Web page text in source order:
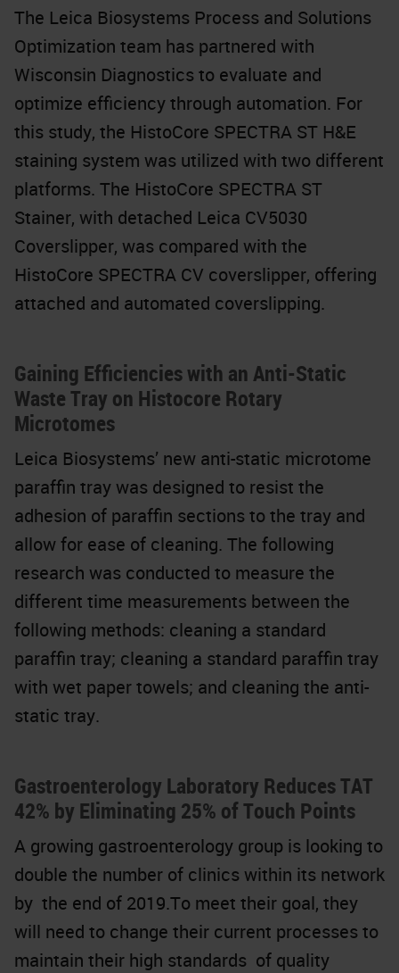
The Leica Biosystems Process and Solutions
Optimization team has partnered with
Wisconsin Diagnostics to evaluate and
optimize efficiency through automation. For
this study, the HistoCore SPECTRA ST H&E
staining system was utilized with two different
platforms. The HistoCore SPECTRA ST
Stainer, with detached Leica CV5030
Coverslipper, was compared with the
HistoCore SPECTRA CV coverslipper, offering
attached and automated coverslipping.
Gaining Efficiencies with an Anti-Static
Waste Tray on Histocore Rotary
Microtomes
Leica Biosystems’ new anti-static microtome
paraffin tray was designed to resist the
adhesion of paraffin sections to the tray and
allow for ease of cleaning. The following
research was conducted to measure the
different time measurements between the
following methods: cleaning a standard
paraffin tray; cleaning a standard paraffin tray
with wet paper towels; and cleaning the anti-
static tray.
Gastroenterology Laboratory Reduces TAT
42% by Eliminating 25% of Touch Points
A growing gastroenterology group is looking to
double the number of clinics within its network
by the end of 2019.To meet their goal, they
will need to change their current processes to
maintain their high standards of quality